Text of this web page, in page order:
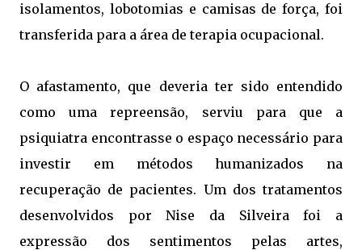
isolamentos, lobotomias e camisas de força, foi
transferida para a área de terapia ocupacional.
O afastamento, que deveria ter sido entendido
como uma repreensão, serviu para que a
psiquiatra encontrasse o espaço necessário para
investir em métodos humanizados na
recuperação de pacientes. Um dos tratamentos
desenvolvidos por Nise da Silveira foi a
expressão dos sentimentos pelas artes,